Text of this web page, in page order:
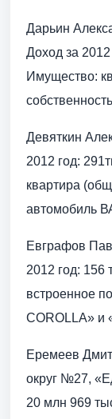
Дарьин
Доход за
Имущество:
Девяткин
2012 год:
квартира
автомобиль
Евграфов
2012 год: 156
встроенное
COROLLA» и
Еремеев
округ №27,
20 млн 969